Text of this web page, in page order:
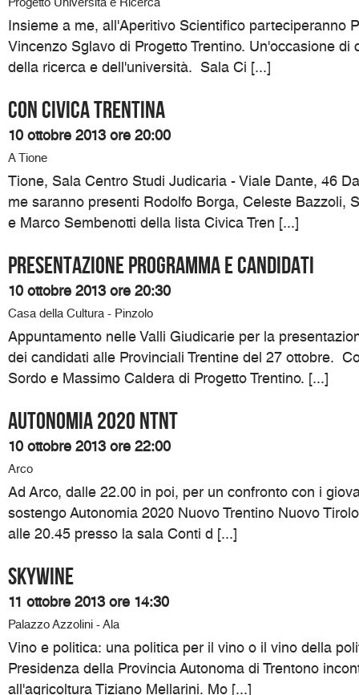
Insieme a me, all'Aperitivo Scientifico parteciperanno
Vincenzo Sglavo di Progetto Trentino. Un'occasione di
della ricerca e dell'università. Sala Ci [...]
Con Civica Trentina
10 ottobre 2013 ore 20:00
A Tione
Tione, Sala Centro Studi Judicaria - Viale Dante, 46
me saranno presenti Rodolfo Borga, Celeste Bazzoli,
e Marco Sembenotti della lista Civica Tren [...]
Presentazione programma e candidati
10 ottobre 2013 ore 20:30
Casa della Cultura - Pinzolo
Appuntamento nelle Valli Giudicarie per la
dei candidati alle Provinciali Trentine del 27 ottobre.
Sordo e Massimo Caldera di Progetto Trentino. [...]
Autonomia 2020 NTNT
10 ottobre 2013 ore 22:00
Arco
Ad Arco, dalle 22.00 in poi, per un confronto con i
sostengo Autonomia 2020 Nuovo Trentino Nuovo
alle 20.45 presso la sala Conti d [...]
SKYWINE
11 ottobre 2013 ore 14:30
Palazzo Azzolini - Ala
Vino e politica: una politica per il vino o il vino della
Presidenza della Provincia Autonoma di Trentono
all'agricoltura Tiziano Mellarini. Mo [...]